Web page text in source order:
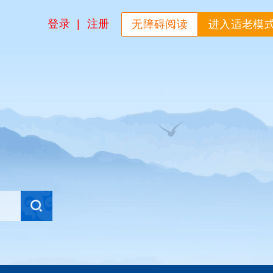
进入适老模
无障碍阅读
注册
登录